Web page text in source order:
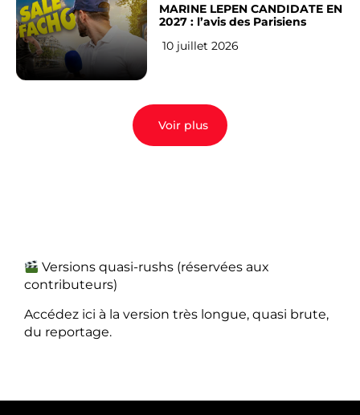
MARINE LEPEN CANDIDATE EN
2027 : l’avis des Parisiens
10 juillet 2026
Voir plus
Versions quasi-rushs (réservées aux
contributeurs)
Accédez ici à la version très longue, quasi brute,
du reportage.